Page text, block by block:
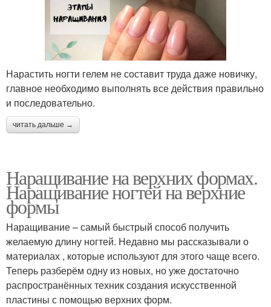
Нарастить ногти гелем не составит труда даже новичку,
главное необходимо выполнять все действия правильно
и последовательно.
читать дальше →
Наращивание на верхних формах.
Наращивание ногтей на верхние
формы
Наращивание – самый быстрый способ получить
желаемую длину ногтей. Недавно мы рассказывали о
материалах , которые используют для этого чаще всего.
Теперь разберём одну из новых, но уже достаточно
распространённых техник создания искусственной
пластины с помощью верхних форм.